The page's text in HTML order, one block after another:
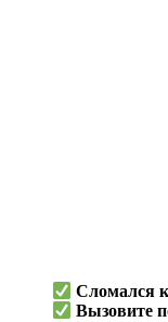
Сломался
Вызовите